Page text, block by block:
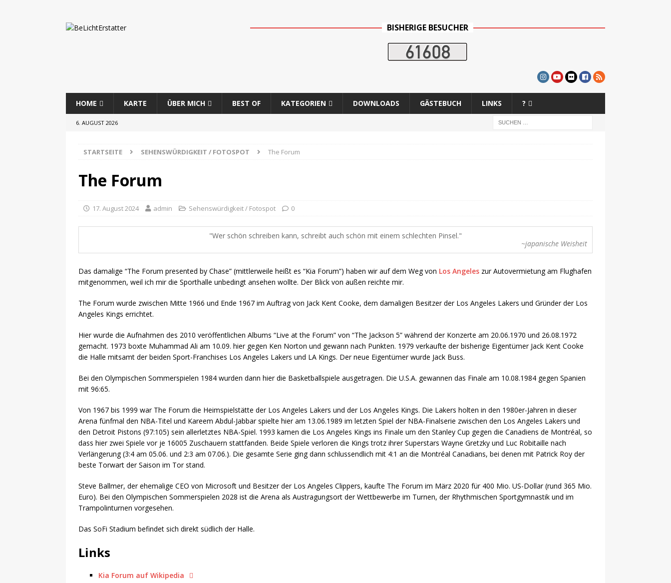
BISHERIGE BESUCHER
HOME KARTE ÜBER MICH BEST OF KATEGORIEN DOWNLOADS GÄSTEBUCH LINKS ?
6. AUGUST 2026
STARTSEITE SEHENSWÜRDIGKEIT / FOTOSPOT The Forum
The Forum
17. August 2024 admin Sehenswürdigkeit / Fotospot 0
Wer schön schreiben kann, schreibt auch schön mit einem schlechten Pinsel.
~japanische Weisheit
Das damalige “The Forum presented by Chase” (mittlerweile heißt es “Kia Forum”) haben wir auf dem Weg von Los Angeles zur Autovermietung am Flughafen
mitgenommen, weil ich mir die Sporthalle unbedingt ansehen wollte. Der Blick von außen reichte mir.
The Forum wurde zwischen Mitte 1966 und Ende 1967 im Auftrag von Jack Kent Cooke, dem damaligen Besitzer der Los Angeles Lakers und Gründer der Los
Angeles Kings errichtet.
Hier wurde die Aufnahmen des 2010 veröffentlichen Albums “Live at the Forum” von “The Jackson 5” während der Konzerte am 20.06.1970 und 26.08.1972
gemacht. 1973 boxte Muhammad Ali am 10.09. hier gegen Ken Norton und gewann nach Punkten. 1979 verkaufte der bisherige Eigentümer Jack Kent Cooke
die Halle mitsamt der beiden Sport-Franchises Los Angeles Lakers und LA Kings. Der neue Eigentümer wurde Jack Buss.
Bei den Olympischen Sommerspielen 1984 wurden dann hier die Basketballspiele ausgetragen. Die U.S.A. gewannen das Finale am 10.08.1984 gegen Spanien
mit 96:65.
Von 1967 bis 1999 war The Forum die Heimspielstätte der Los Angeles Lakers und der Los Angeles Kings. Die Lakers holten in den 1980er-Jahren in dieser
Arena fünfmal den NBA-Titel und Kareem Abdul-Jabbar spielte hier am 13.06.1989 im letzten Spiel der NBA-Finalserie zwischen den Los Angeles Lakers und
den Detroit Pistons (97:105) sein allerletztes NBA-Spiel. 1993 kamen die Los Angeles Kings ins Finale um den Stanley Cup gegen die Canadiens de Montréal, so
dass hier zwei Spiele vor je 16005 Zuschauern stattfanden. Beide Spiele verloren die Kings trotz ihrer Superstars Wayne Gretzky und Luc Robitaille nach
Verlängerung (3:4 am 05.06. und 2:3 am 07.06.). Die gesamte Serie ging dann schlussendlich mit 4:1 an die Montréal Canadians, bei denen mit Patrick Roy der
beste Torwart der Saison im Tor stand.
Steve Ballmer, der ehemalige CEO von Microsoft und Besitzer der Los Angeles Clippers, kaufte The Forum im März 2020 für 400 Mio. US-Dollar (rund 365 Mio.
Euro). Bei den Olympischen Sommerspielen 2028 ist die Arena als Austragungsort der Wettbewerbe im Turnen, der Rhythmischen Sportgymnastik und im
Trampolinturnen vorgesehen.
Das SoFi Stadium befindet sich direkt südlich der Halle.
Links
Kia Forum auf Wikipedia